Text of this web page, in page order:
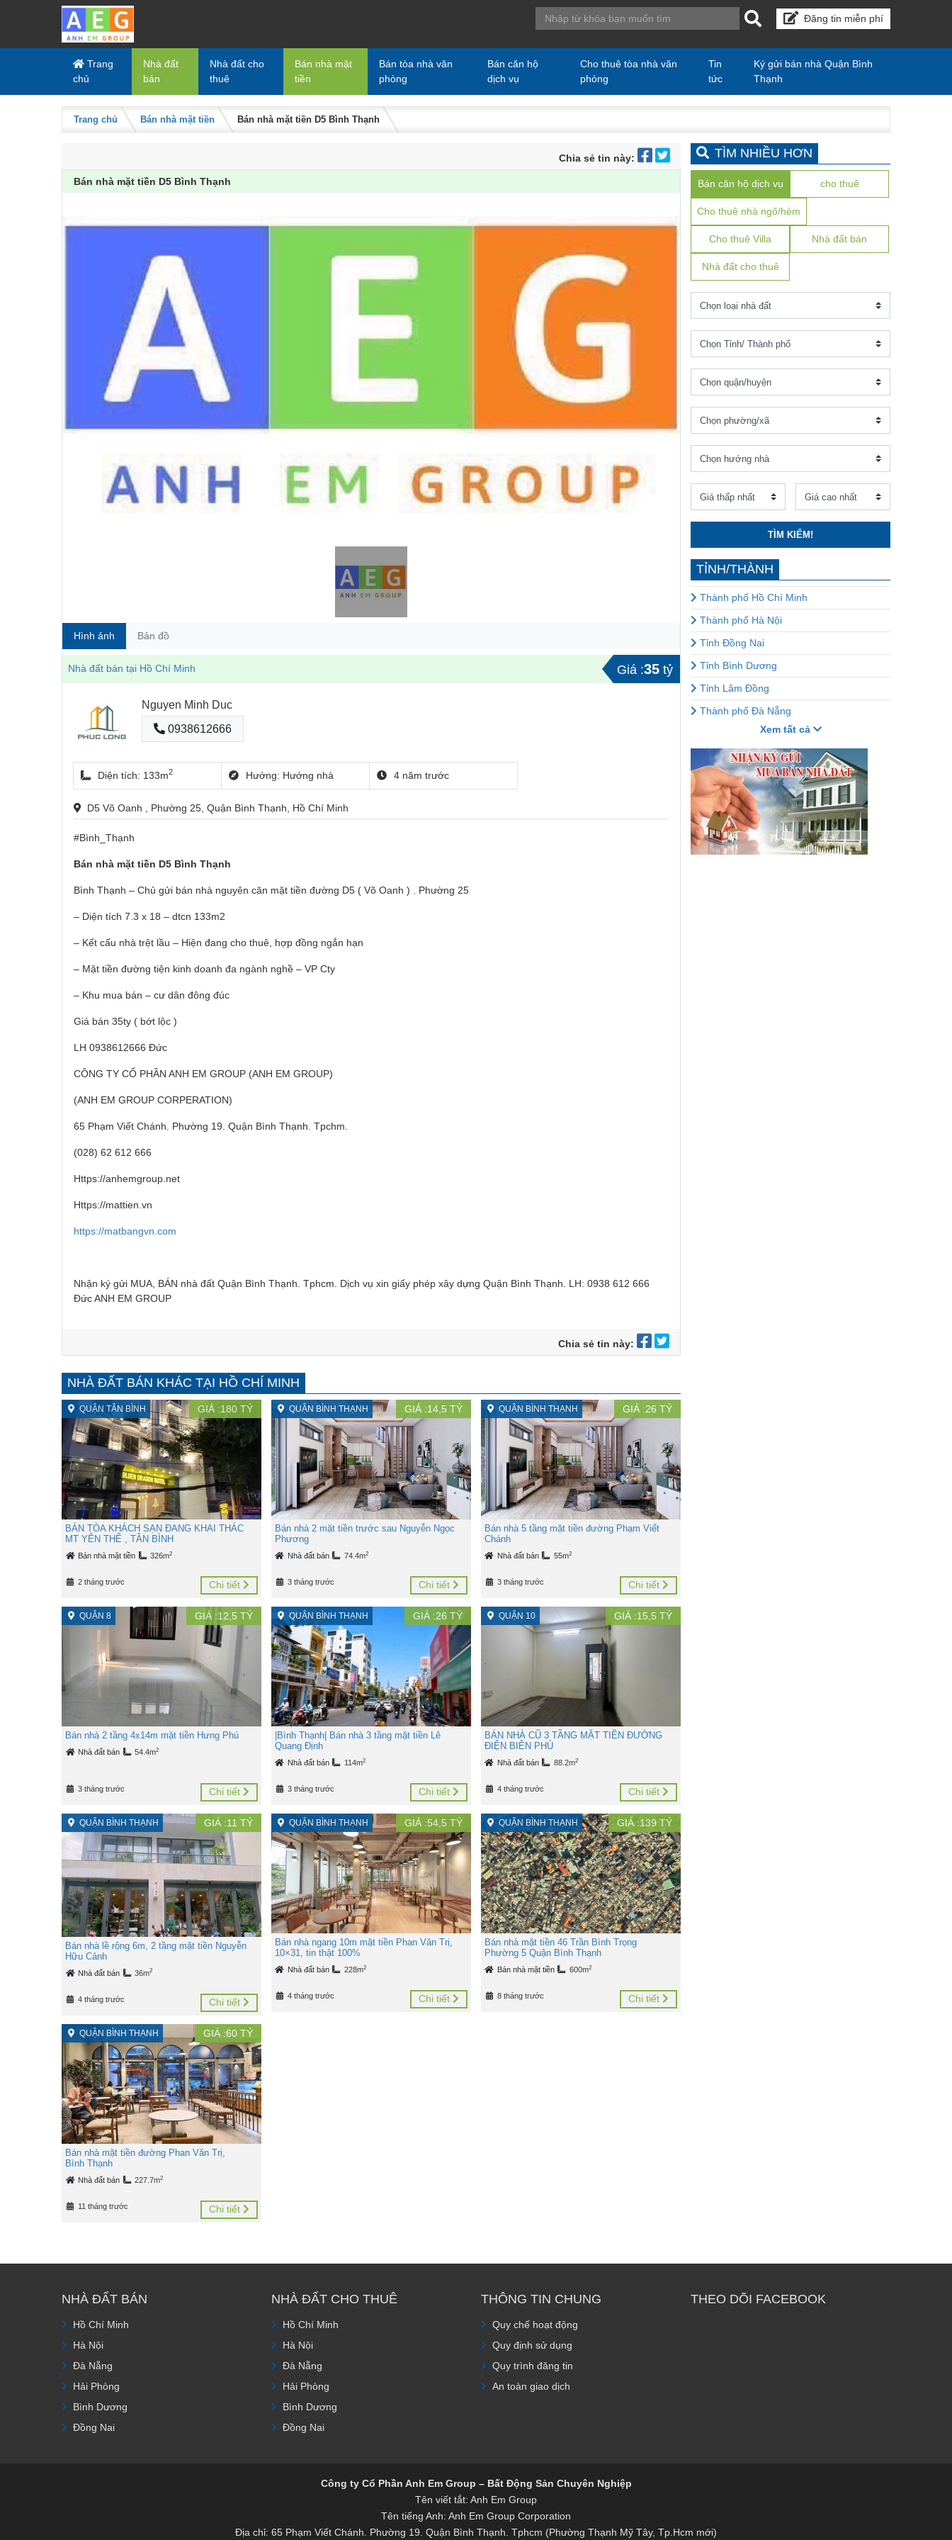
Skip to content
Đăng tin miễn phí
Trang
chủ
Nhà đất
bán
Nhà đất cho
thuê
Bán nhà mặt
tiền
Bán tòa nhà văn
phòng
Bán căn hộ
dịch vụ
Cho thuê tòa nhà văn
phòng
Tin
tức
Ký gửi bán nhà Quận Bình
Thạnh
Trang chủ Bán nhà mặt tiền Bán nhà mặt tiền D5 Bình Thạnh
Chia sẻ tin này:
Bán nhà mặt tiền D5 Bình Thạnh
Hình ảnh Bản đồ
Nhà đất bán tại Hồ Chí Minh Giá :35 tỷ
Nguyen Minh Duc
0938612666
Diện tích: 133m2 Hướng: Hướng nhà 4 năm trước
D5 Võ Oanh , Phường 25, Quận Bình Thạnh, Hồ Chí Minh
#Bình_Thạnh
Bán nhà mặt tiền D5 Bình Thạnh
Bình Thạnh – Chủ gửi bán nhà nguyên căn mặt tiền đường D5 ( Võ Oanh ) . Phường 25
– Diện tích 7.3 x 18 – dtcn 133m2
– Kết cấu nhà trệt lầu – Hiện đang cho thuê, hợp đồng ngắn hạn
– Mặt tiền đường tiện kinh doanh đa ngành nghề – VP Cty
– Khu mua bán – cư dân đông đúc
Giá bán 35ty ( bớt lộc )
LH 0938612666 Đức
CÔNG TY CỔ PHẦN ANH EM GROUP (ANH EM GROUP)
(ANH EM GROUP CORPERATION)
65 Phạm Viết Chánh. Phường 19. Quận Bình Thạnh. Tpchm.
(028) 62 612 666
Https://anhemgroup.net
Https://mattien.vn
https://matbangvn.com
Nhận ký gửi MUA, BÁN nhà đất Quận Bình Thạnh. Tphcm. Dịch vụ xin giấy phép xây dựng Quận Bình Thạnh. LH: 0938 612 666
Đức ANH EM GROUP
Chia sẻ tin này:
NHÀ ĐẤT BÁN KHÁC TẠI HỒ CHÍ MINH
QUẬN TÂN BÌNH GIÁ :180TỶ
BÁN TÒA KHÁCH SẠN ĐANG KHAI THÁC
MT YÊN THẾ , TÂN BÌNH
Bán nhà mặt tiền 326m2
2 tháng trước Chi tiết
QUẬN BÌNH THẠNH GIÁ :14,5 TỶ
Bán nhà 2 mặt tiền trước sau Nguyễn Ngọc
Phương
Nhà đất bán 74.4m2
3 tháng trước Chi tiết
QUẬN BÌNH THẠNH GIÁ :26 TỶ
Bán nhà 5 tầng mặt tiền đường Phạm Viết
Chánh
Nhà đất bán 55m2
3 tháng trước Chi tiết
QUẬN 8 GIÁ :12,5 TỶ
Bán nhà 2 tầng 4x14m mặt tiền Hưng Phú
Nhà đất bán 54.4m2
3 tháng trước Chi tiết
QUẬN BÌNH THẠNH GIÁ :26 TỶ
|Bình Thạnh| Bán nhà 3 tầng mặt tiền Lê
Quang Định
Nhà đất bán 114m2
3 tháng trước Chi tiết
QUẬN 10 GIÁ :15,5 TỶ
BÁN NHÀ CŨ 3 TẦNG MẶT TIỀN ĐƯỜNG
ĐIỆN BIÊN PHỦ
Nhà đất bán 88.2m2
4 tháng trước Chi tiết
QUẬN BÌNH THẠNH GIÁ :11 TỶ
Bán nhà lề rộng 6m, 2 tầng mặt tiền Nguyễn
Hữu Cảnh
Nhà đất bán 36m2
4 tháng trước Chi tiết
QUẬN BÌNH THẠNH GIÁ :54,5 TỶ
Bán nhà ngang 10m mặt tiền Phan Văn Trị,
10×31, tin thật 100%
Nhà đất bán 228m2
4 tháng trước Chi tiết
QUẬN BÌNH THẠNH GIÁ :139TỶ
Bán nhà mặt tiền 46 Trần Bình Trọng
Phường 5 Quận Bình Thạnh
Bán nhà mặt tiền 600m2
8 tháng trước Chi tiết
QUẬN BÌNH THẠNH GIÁ :60TỶ
Bán nhà mặt tiền đường Phan Văn Trị,
Bình Thạnh
Nhà đất bán 227.7m2
11 tháng trước Chi tiết
TÌM NHIỀU HƠN
Bán căn hộ dịch vụ cho thuê
Cho thuê nhà ngõ/hẻm
Cho thuê Villa Nhà đất bán
Nhà đất cho thuê
TÌM KIẾM!
TỈNH/THÀNH
Thành phố Hồ Chí Minh
Thành phố Hà Nội
Tỉnh Đồng Nai
Tỉnh Bình Dương
Tỉnh Lâm Đồng
Thành phố Đà Nẵng
Xem tất cả
NHÀ ĐẤT BÁN
Hồ Chí Minh
Hà Nội
Đà Nẵng
Hải Phòng
Bình Dương
Đồng Nai
NHÀ ĐẤT CHO THUÊ
Hồ Chí Minh
Hà Nội
Đà Nẵng
Hải Phòng
Bình Dương
Đồng Nai
THÔNG TIN CHUNG
Quy chế hoạt động
Quy định sử dụng
Quy trình đăng tin
An toàn giao dịch
THEO DÕI FACEBOOK
Công ty Cổ Phần Anh Em Group – Bất Động Sản Chuyên Nghiệp
Tên viết tắt: Anh Em Group
Tên tiếng Anh: Anh Em Group Corporation
Địa chỉ: 65 Phạm Viết Chánh. Phường 19. Quận Bình Thạnh. Tphcm (Phường Thạnh Mỹ Tây, Tp.Hcm mới)